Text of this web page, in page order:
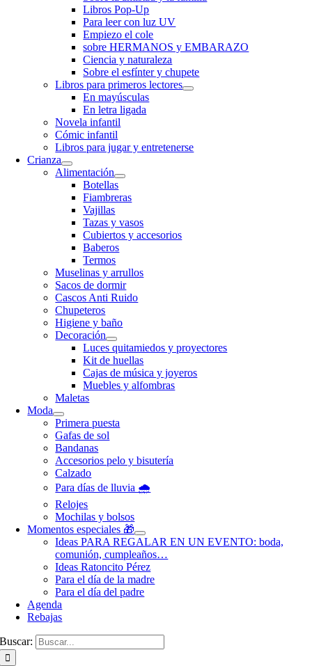
Libros Pop-Up
Para leer con luz UV
Empiezo el cole
sobre HERMANOS y EMBARAZO
Ciencia y naturaleza
Sobre el esfínter y chupete
Libros para primeros lectores
En mayúsculas
En letra ligada
Novela infantil
Cómic infantil
Libros para jugar y entretenerse
Crianza
Alimentación
Botellas
Fiambreras
Vajillas
Tazas y vasos
Cubiertos y accesorios
Baberos
Termos
Muselinas y arrullos
Sacos de dormir
Cascos Anti Ruido
Chupeteros
Higiene y baño
Decoración
Luces quitamiedos y proyectores
Kit de huellas
Cajas de música y joyeros
Muebles y alfombras
Maletas
Moda
Primera puesta
Gafas de sol
Bandanas
Accesorios pelo y bisutería
Calzado
Para días de lluvia 🌧️
Relojes
Mochilas y bolsos
Momentos especiales 🎁
Ideas PARA REGALAR EN UN EVENTO: boda,
comunión, cumpleaños…
Ideas Ratoncito Pérez
Para el día de la madre
Para el día del padre
Agenda
Rebajas
Buscar: